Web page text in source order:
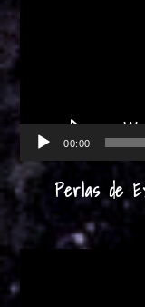
vídeo
00:00
Perlas de
Reproductor
de